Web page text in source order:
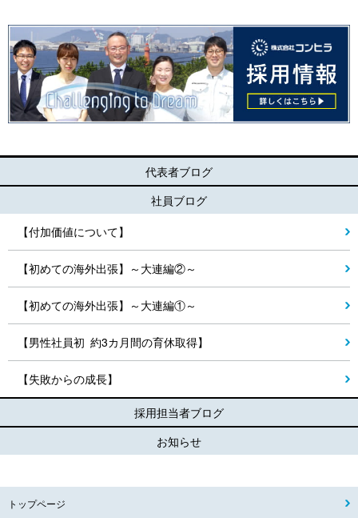
代表者ブログ
社員ブログ
【付加価値について】
【初めての海外出張】～大連編②～
【初めての海外出張】～大連編①～
【男性社員初 約3カ月間の育休取得】
【失敗からの成長】
採用担当者ブログ
お知らせ
トップページ